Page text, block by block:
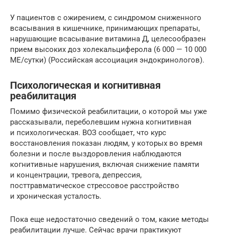
У пациентов с ожирением, с синдромом сниженного
всасывания в кишечнике, принимающих препараты,
нарушающие всасывание витамина Д, целесообразен
прием высоких доз холекальциферола (6 000 — 10 000
МЕ/сутки) (Российская ассоциация эндокринологов).
Психологическая и когнитивная
реабилитация
Помимо физической реабилитации, о которой мы уже
рассказывали, переболевшим нужна когнитивная
и психологическая. ВОЗ сообщает, что курс
восстановления показан людям, у которых во время
болезни и после выздоровления наблюдаются
когнитивные нарушения, включая снижение памяти
и концентрации, тревога, депрессия,
посттравматическое стрессовое расстройство
и хроническая усталость.
Пока еще недостаточно сведений о том, какие методы
реабилитации лучше. Сейчас врачи практикуют